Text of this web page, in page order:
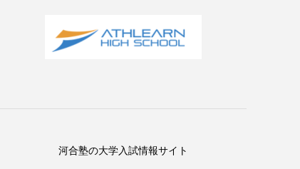
河合塾の大学入試情報サイト